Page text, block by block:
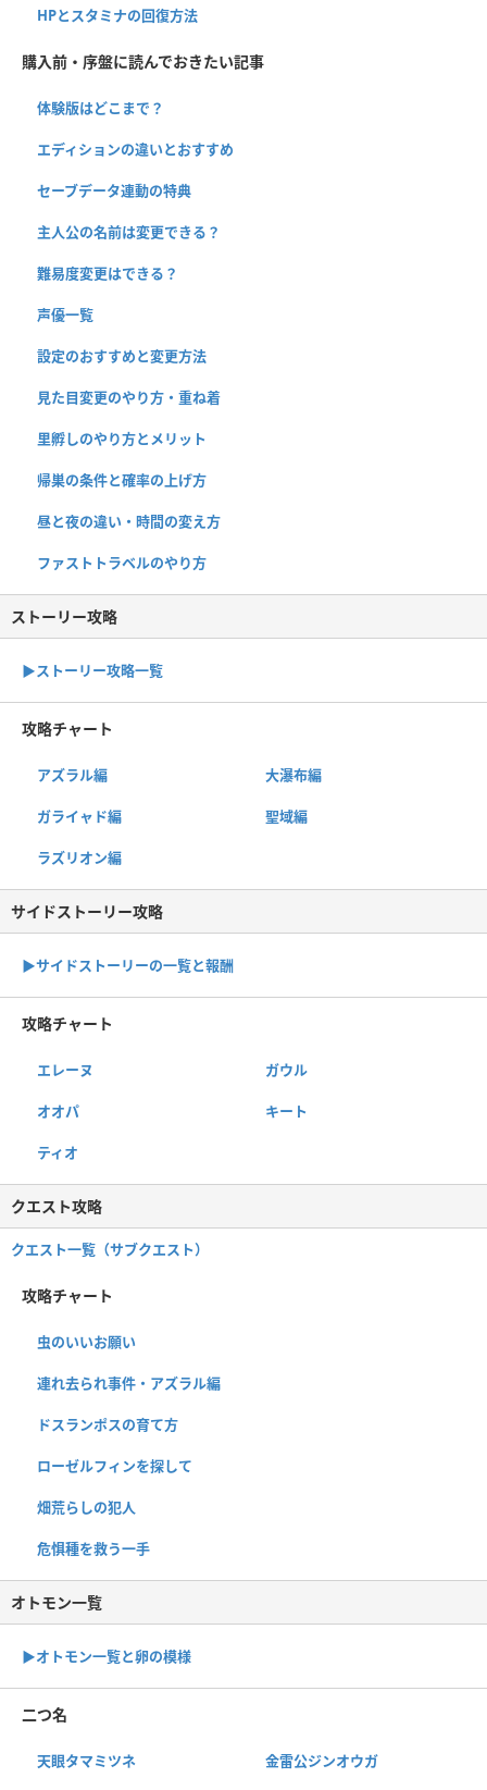
HPとスタミナの回復方法
購入前・序盤に読んでおきたい記事
体験版はどこまで？
エディションの違いとおすすめ
セーブデータ連動の特典
主人公の名前は変更できる？
難易度変更はできる？
声優一覧
設定のおすすめと変更方法
見た目変更のやり方・重ね着
里孵しのやり方とメリット
帰巣の条件と確率の上げ方
昼と夜の違い・時間の変え方
ファストトラベルのやり方
ストーリー攻略
▶︎ストーリー攻略一覧
攻略チャート
アズラル編 大瀑布編
ガライャド編 聖域編
ラズリオン編
サイドストーリー攻略
▶サイドストーリーの一覧と報酬
攻略チャート
エレーヌ ガウル
オオパ キート
ティオ
クエスト攻略
クエスト一覧（サブクエスト）
攻略チャート
虫のいいお願い
連れ去られ事件・アズラル編
ドスランポスの育て方
ローゼルフィンを探して
畑荒らしの犯人
危惧種を救う一手
オトモン一覧
▶︎オトモン一覧と卵の模様
二つ名
天眼タマミツネ 金雷公ジンオウガ